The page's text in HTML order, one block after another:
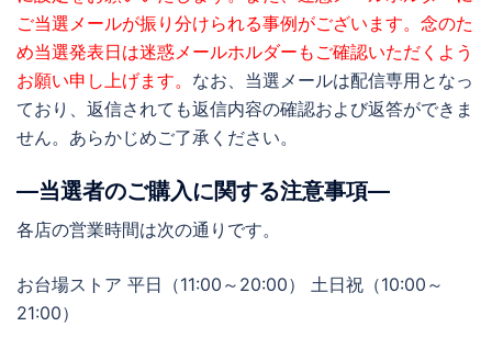
ご当選メールが振り分けられる事例がございます。念のた
め当選発表日は迷惑メールホルダーもご確認いただくよう
お願い申し上げます。 なお、当選メールは配信専用となっ
ており、返信されても返信内容の確認および返答ができま
せん。あらかじめご了承ください。
―当選者のご購入に関する注意事項―
各店の営業時間は次の通りです。
お台場ストア 平日（11:00～20:00） 土日祝（10:00～
21:00）